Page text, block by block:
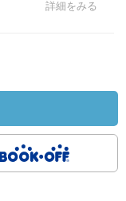
詳細をみる